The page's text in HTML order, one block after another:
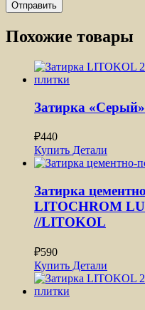
Похожие товары
Затирка
₽440
Купить Детали
Затирка
LITOCHROM
//LITOKOL
₽590
Купить Детали